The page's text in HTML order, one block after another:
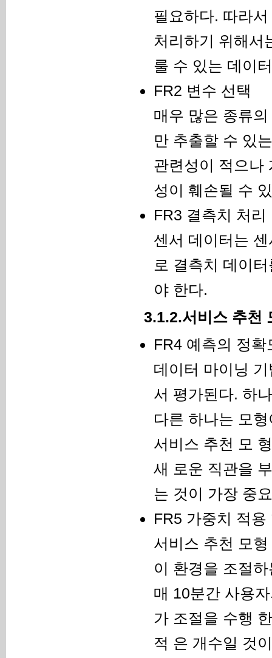
필요하다. 따라
처리하기 위해서
룰 수 있는 데이
FR2 변수 선택
매우 많은 종류
만 추출할 수 있
관련성이 적으나
성이 훼손될 수
FR3 결측치 처리
센서 데이터는
로 결측치 데이
야 한다.
3.1.2.서비스 추천
FR4 예측의 정확
데이터 마이닝
서 평가된다. 하
다른 하나는 모
서비스 추천 모
새 로운 직관을
는 것이 가장 중
FR5 가중치 적용
서비스 추천 모
이 환경을 조절
매 10분간 사용
가 조절을 수행
적 은 개수일 것